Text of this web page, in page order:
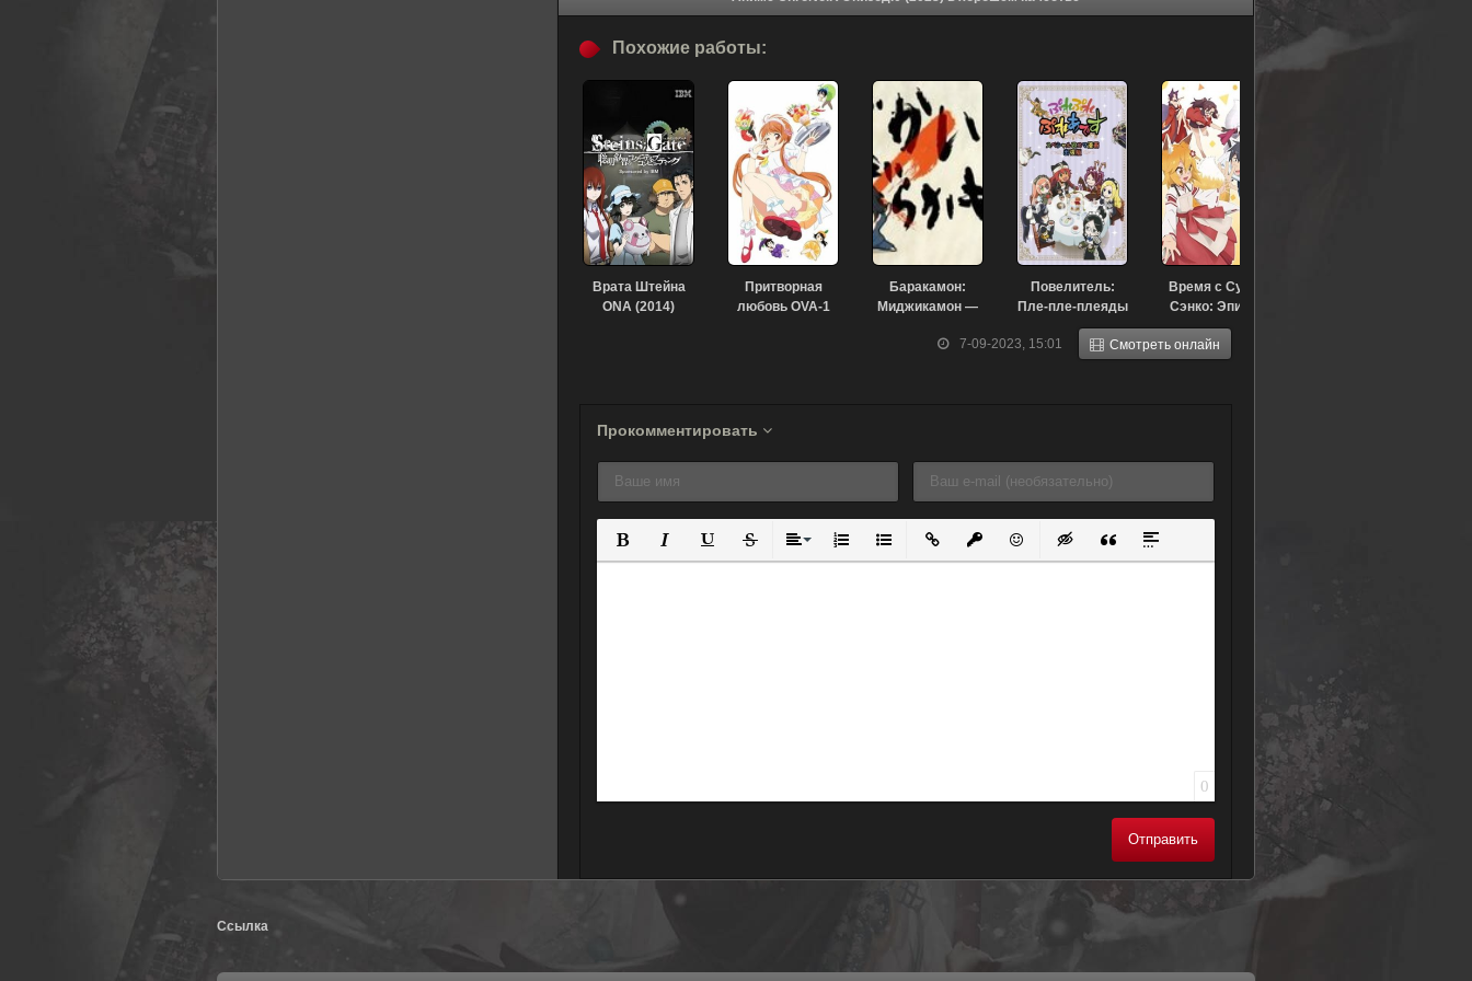
7-09-2023, 15:01 Смотреть онлайн
Похожие работы:
Врата Штейна
ONA (2014)
Притворная
любовь OVA-1
Баракамон:
Миджикамон —
Повелитель:
Пле-пле-плеяды
— Театральная
версия (2017)
Время с Супер
Сэнко: Эпизод
12 (2019)
Прокомментировать
Полужирный
КурсивПодчеркнутый
ЗачеркнутыйВыравнивание
Нумерованный список
Маркированный список
Вставить ссылку
Вставить защищенную ссылку
Вставить смайлик
Вставка скрытого текста
Вставка цитаты
Вставка спойлера
0
Отправить
Ссылка